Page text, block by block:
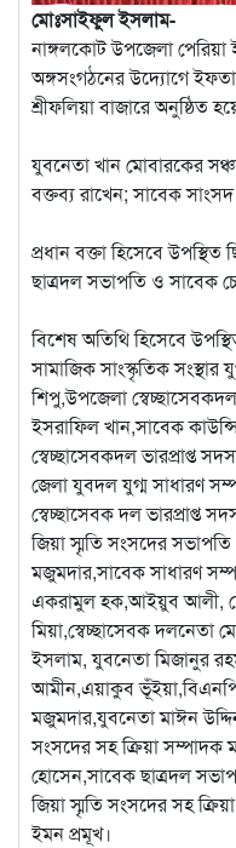
মোঃসাইফুল ইসলাম-
নাঙ্গলকোট উপজেলা
অঙ্গসংগঠনের উদ্যোগে
শ্রীফলিয়া বাজারে অনুষ্ঠিত
যুবনেতা খান মোবারকের
বক্তব্য রাখেন; সাবেক
প্রধান বক্তা হিসেবে
ছাত্রদল সভাপতি ও সাবেক
বিশেষ অতিথি হিসেবে
সামাজিক সাংস্কৃতিক
শিপু,উপজেলা
ইসরাফিল খান,সাবেক
স্বেচ্ছাসেবকদল ভারপ্রাপ্ত
জেলা যুবদল যুগ্ম সাধারণ
স্বেচ্ছাসেবক দল ভারপ্রাপ্ত
জিয়া স্মৃতি সংসদের
মজুমদার,সাবেক সাধারণ
একরামুল হক,আইয়ুব আলী,
মিয়া,স্বেচ্ছাসেবক দলনেতা
ইসলাম, যুবনেতা মিজানুর
আমীন,এয়াকুব ভূঁইয়া,বিএনপি
মজুমদার,যুবনেতা মাঈন
সংসদের সহ ক্রিয়া সম্পাদক
হোসেন,সাবেক ছাত্রদল
জিয়া স্মৃতি সংসদের সহ
ইমন প্রমূখ।